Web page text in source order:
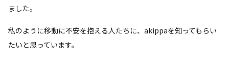
ました。
私のように移動に不安を抱える人たちに、akippaを知ってもらい
たいと思っています。